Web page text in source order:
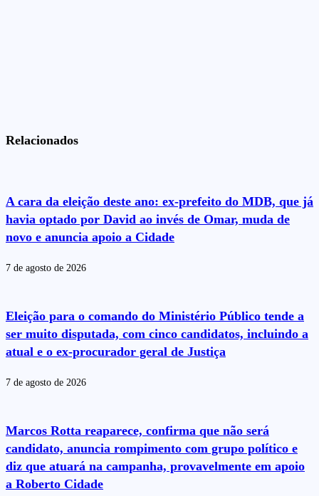
Relacionados
A cara da eleição deste ano: ex-prefeito do MDB, que já
havia optado por David ao invés de Omar, muda de
novo e anuncia apoio a Cidade
7 de agosto de 2026
Eleição para o comando do Ministério Público tende a
ser muito disputada, com cinco candidatos, incluindo a
atual e o ex-procurador geral de Justiça
7 de agosto de 2026
Marcos Rotta reaparece, confirma que não será
candidato, anuncia rompimento com grupo político e
diz que atuará na campanha, provavelmente em apoio
a Roberto Cidade